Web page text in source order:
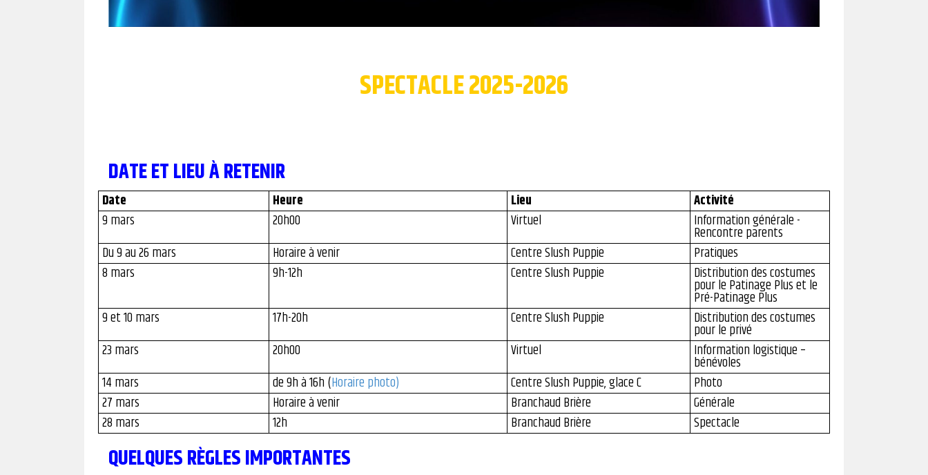
SPECTACLE 2025-2026
DATE ET LIEU À RETENIR
Date Heure Lieu
Activité
9 mars
20h00 Virtuel Information générale -
Rencontre parents
Du 9 au 26 mars
Horaire à venir Centre Slush Puppie
Pratiques
8 mars
9h-12h Centre Slush Puppie Distribution des costumes
pour le Patinage Plus et le
Pré-Patinage Plus
9 et 10 mars
17h-20h Centre Slush Puppie Distribution des costumes
pour le privé
23 mars
20h00 Virtuel Information logistique –
bénévoles
14 mars
de 9h à 16h (Horaire photo) Centre Slush Puppie, glace C
Photo
27 mars
Horaire à venir Branchaud Brière
Générale
28 mars
12h Branchaud Brière Spectacle
QUELQUES RÈGLES IMPORTANTES